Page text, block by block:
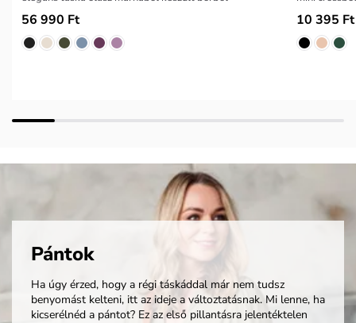
56 990 Ft 10 395 Ft
Pántok
Ha úgy érzed, hogy a régi táskáddal már nem tudsz
benyomást kelteni, itt az ideje a változtatásnak. Mi lenne, ha
kicserélnéd a pántot? Ez az első pillantásra jelentéktelen